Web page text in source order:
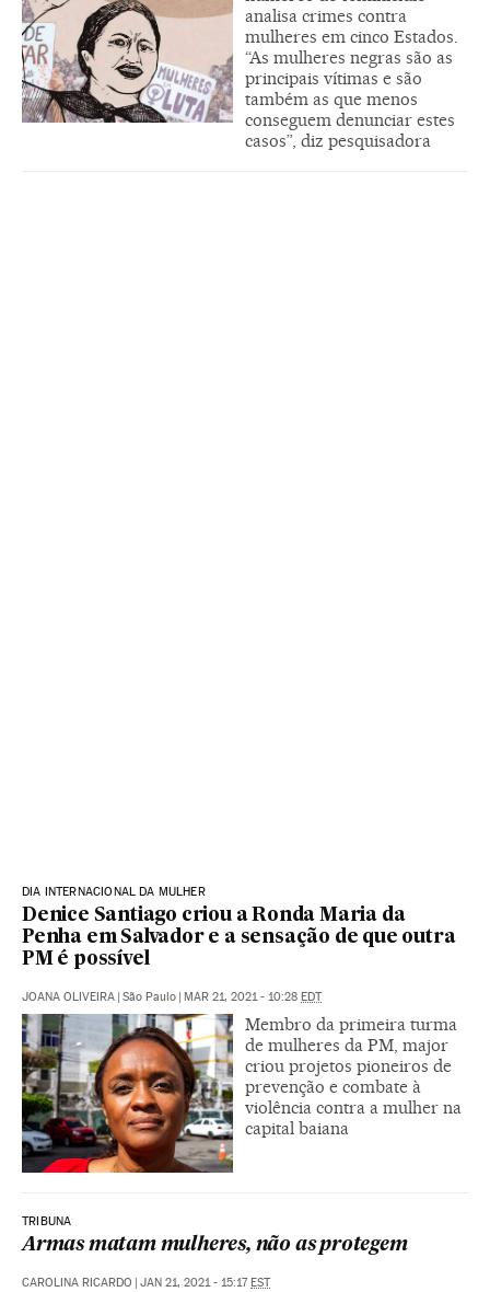
analisa crimes contra
mulheres em cinco Estados.
“As mulheres negras são as
principais vítimas e são
também as que menos
conseguem denunciar estes
casos”, diz pesquisadora
DIA INTERNACIONAL DA MULHER
Denice Santiago criou a Ronda Maria da
Penha em Salvador e a sensação de que outra
PM é possível
JOANA OLIVEIRA São Paulo MAR 21, 2021 - 10:28 EDT
Membro da primeira turma
de mulheres da PM, major
criou projetos pioneiros de
prevenção e combate à
violência contra a mulher na
capital baiana
TRIBUNA
Armas matam mulheres, não as protegem
CAROLINA RICARDO JAN 21, 2021 - 15:17 EST